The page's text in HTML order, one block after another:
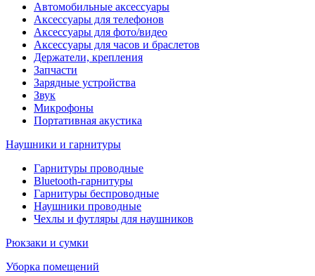
Автомобильные аксессуары
Аксессуары для телефонов
Аксессуары для фото/видео
Аксессуары для часов и браслетов
Держатели, крепления
Запчасти
Зарядные устройства
Звук
Микрофоны
Портативная акустика
Наушники и гарнитуры
Гарнитуры проводные
Bluetooth-гарнитуры
Гарнитуры беспроводные
Наушники проводные
Чехлы и футляры для наушников
Рюкзаки и сумки
Уборка помещений